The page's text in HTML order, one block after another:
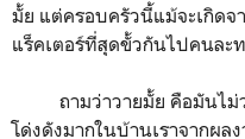
มั้ย แต่ครอบครัวนี้แม้จะเกิด
แร็คเตอร์ที่สุดขั้วกันไปคนละ
ถามว่าวายมั้ย คือมันไม่ว
โด่งดังมากในบ้านเราจากผล